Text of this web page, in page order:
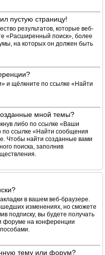
пустую страницу!
результатов, которые веб-
«Расширенный поиск», более
на которых он должен быть
и щёлкните по ссылке «Найти
мной темы?
либо по ссылке «Ваши
по ссылке «Найти сообщения
Чтобы найти созданные вами
поиска, заполнив
в вашем веб-браузере.
изменениях, но сможете
подписку, вы будете получать
форуме на конференции
тему или форум?